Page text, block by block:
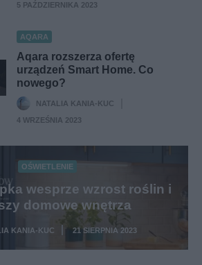
5 PAŹDZIERNIKA 2023
AQARA
Aqara rozszerza ofertę
urządzeń Smart Home. Co
nowego?
NATALIA KANIA-KUC
4 WRZEŚNIA 2023
OŚWIETLENIE
wesprze wzrost roślin i
domowe wnętrza
KANIA-KUC 21 SIERPNIA 2023